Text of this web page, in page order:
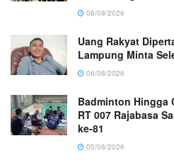
06/08/2026
Uang Rakyat
Lampung Minta
06/08/2026
Badminton Hingga
RT 007 Rajabasa
ke-81
05/08/2026